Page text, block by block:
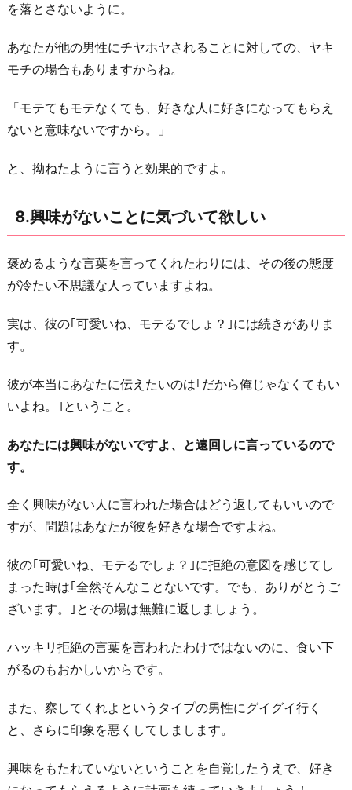
を落とさないように。
あなたが他の男性にチヤホヤされることに対しての、ヤキ
モチの場合もありますからね。
「モテてもモテなくても、好きな人に好きになってもらえ
ないと意味ないですから。」
と、拗ねたように言うと効果的ですよ。
8.興味がないことに気づいて欲しい
褒めるような言葉を言ってくれたわりには、その後の態度
が冷たい不思議な人っていますよね。
実は、彼の｢可愛いね、モテるでしょ？｣には続きがありま
す。
彼が本当にあなたに伝えたいのは｢だから俺じゃなくてもい
いよね。｣ということ。
あなたには興味がないですよ、と遠回しに言っているので
す。
全く興味がない人に言われた場合はどう返してもいいので
すが、問題はあなたが彼を好きな場合ですよね。
彼の｢可愛いね、モテるでしょ？｣に拒絶の意図を感じてし
まった時は｢全然そんなことないです。でも、ありがとうご
ざいます。｣とその場は無難に返しましょう。
ハッキリ拒絶の言葉を言われたわけではないのに、食い下
がるのもおかしいからです。
また、察してくれよというタイプの男性にグイグイ行く
と、さらに印象を悪くしてしまします。
興味をもたれていないということを自覚したうえで、好き